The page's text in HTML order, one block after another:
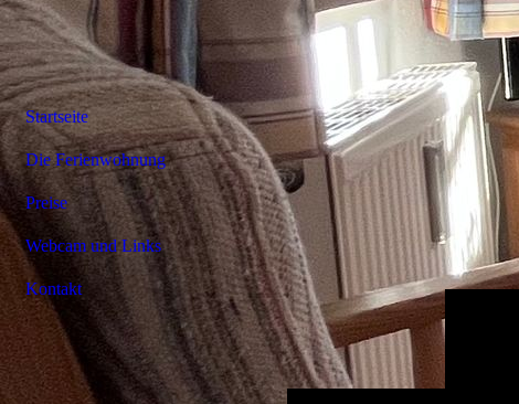
Startseite
Die Ferienwohnung
Preise
Webcam und Links
Kontakt